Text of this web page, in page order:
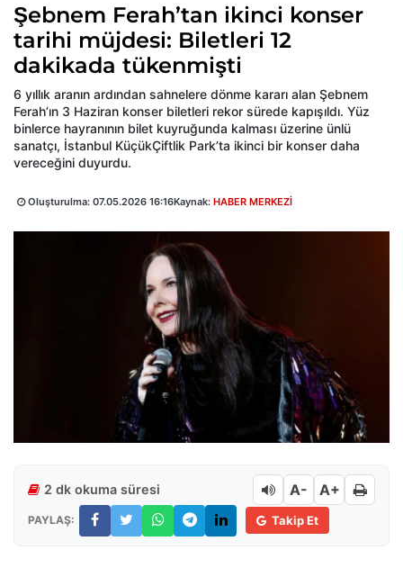
Şebnem Ferah’tan ikinci konser
tarihi müjdesi: Biletleri 12
dakikada tükenmişti
6 yıllık aranın ardından sahnelere dönme kararı alan Şebnem
Ferah’ın 3 Haziran konser biletleri rekor sürede kapışıldı. Yüz
binlerce hayranının bilet kuyruğunda kalması üzerine ünlü
sanatçı, İstanbul KüçükÇiftlik Park’ta ikinci bir konser daha
vereceğini duyurdu.
Oluşturulma: 07.05.2026 16:16Kaynak: HABER MERKEZİ
2 dk okuma süresi A- A+
PAYLAŞ: Takip Et